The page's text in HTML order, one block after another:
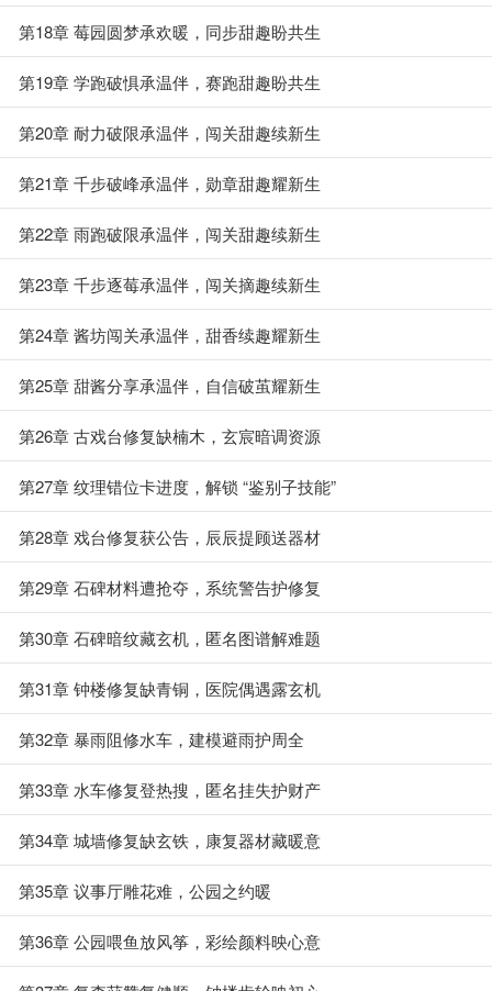
第18章 莓园圆梦承欢暖，同步甜趣盼共生
第19章 学跑破惧承温伴，赛跑甜趣盼共生
第20章 耐力破限承温伴，闯关甜趣续新生
第21章 千步破峰承温伴，勋章甜趣耀新生
第22章 雨跑破限承温伴，闯关甜趣续新生
第23章 千步逐莓承温伴，闯关摘趣续新生
第24章 酱坊闯关承温伴，甜香续趣耀新生
第25章 甜酱分享承温伴，自信破茧耀新生
第26章 古戏台修复缺楠木，玄宸暗调资源
第27章 纹理错位卡进度，解锁 “鉴别子技能”
第28章 戏台修复获公告，辰辰提顾送器材
第29章 石碑材料遭抢夺，系统警告护修复
第30章 石碑暗纹藏玄机，匿名图谱解难题
第31章 钟楼修复缺青铜，医院偶遇露玄机
第32章 暴雨阻修水车，建模避雨护周全
第33章 水车修复登热搜，匿名挂失护财产
第34章 城墙修复缺玄铁，康复器材藏暖意
第35章 议事厅雕花难，公园之约暖
第36章 公园喂鱼放风筝，彩绘颜料映心意